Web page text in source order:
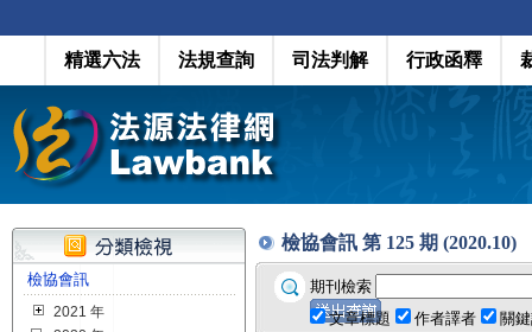
精選六法 法規查詢 司法判解 行政函釋
檢協會訊
2021 年
檢協會訊 第 125 期 (2020.10)
期刊檢索
文章標題
作者譯者 關